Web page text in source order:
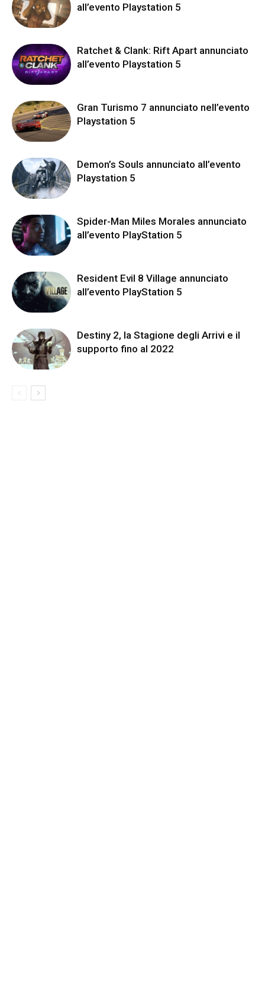
all’evento Playstation 5
Ratchet & Clank: Rift Apart annunciato
all’evento Playstation 5
Gran Turismo 7 annunciato nell’evento
Playstation 5
Demon’s Souls annunciato all’evento
Playstation 5
Spider-Man Miles Morales annunciato
all’evento PlayStation 5
Resident Evil 8 Village annunciato
all’evento PlayStation 5
Destiny 2, la Stagione degli Arrivi e il
supporto fino al 2022